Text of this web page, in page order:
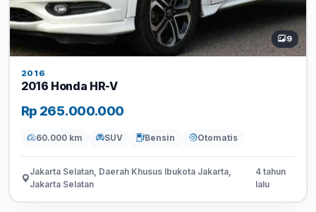
9
2016
2016 Honda HR-V
Rp 265.000.000
60.000 km SUV Bensin Otomatis
Jakarta Selatan, Daerah Khusus Ibukota Jakarta,
Jakarta Selatan
4 tahun
lalu